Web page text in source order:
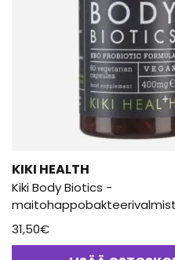
KIKI HEALTH
Kiki Body Biotics -
31,50€